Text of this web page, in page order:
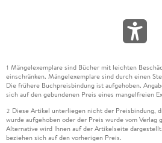
1 Mängelexemplare sind Bücher mit leichten
einschränken. Mängelexemplare sind durch einen
Die frühere Buchpreisbindung ist aufgehoben.
sich auf den gebundenen Preis eines mangelfreien
2 Diese Artikel unterliegen nicht der Preisbindung,
wurde aufgehoben oder der Preis wurde vom
Alternative wird Ihnen auf der Artikelseite
beziehen sich auf den vorherigen Preis.